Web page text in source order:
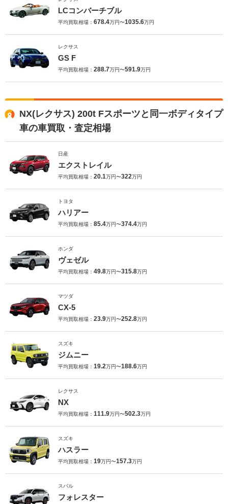
LCコンバーチブル
平均買取相場： 678.4万円〜1035.6万円
レクサス
GS F
平均買取相場： 288.7万円〜591.9万円
NX(レクサス) 200t Fスポーツと同一ボディタイプ
車の車買取・査定相場
日産
エクストレイル
平均買取相場： 20.1万円〜322万円
トヨタ
ハリアー
平均買取相場： 85.4万円〜374.4万円
ホンダ
ヴェゼル
平均買取相場： 49.8万円〜315.8万円
マツダ
CX-5
平均買取相場： 23.9万円〜252.8万円
スズキ
ジムニー
平均買取相場： 19.2万円〜188.6万円
レクサス
NX
平均買取相場： 111.9万円〜502.3万円
スズキ
ハスラー
平均買取相場： 19万円〜157.3万円
スバル
フォレスター